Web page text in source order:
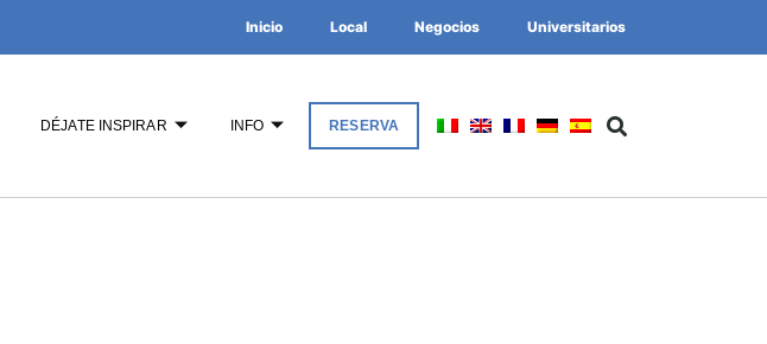
Inicio Local Negocios Universitarios
DÉJATE INSPIRAR INFO RESERVA